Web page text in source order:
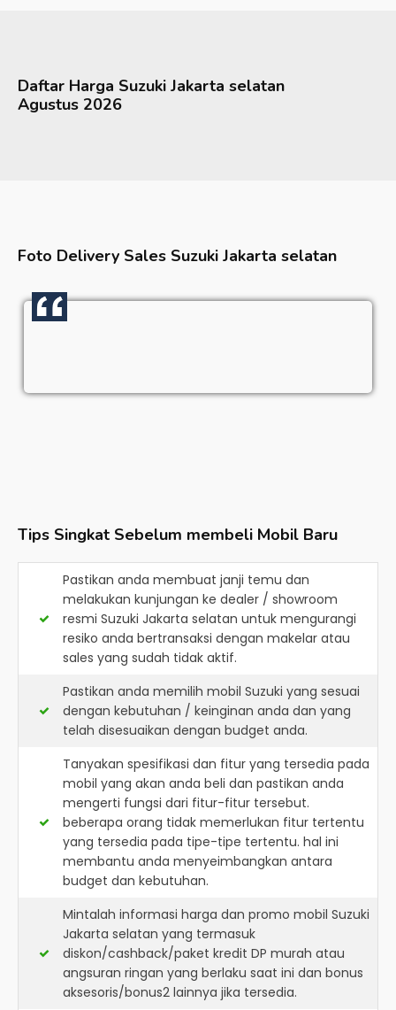
Daftar Harga Suzuki Jakarta selatan
Agustus 2026
Foto Delivery Sales Suzuki Jakarta selatan
Tips Singkat Sebelum membeli Mobil Baru
Pastikan anda membuat janji temu dan
melakukan kunjungan ke dealer / showroom
resmi Suzuki Jakarta selatan untuk mengurangi
resiko anda bertransaksi dengan makelar atau
sales yang sudah tidak aktif.
Pastikan anda memilih mobil Suzuki yang sesuai
dengan kebutuhan / keinginan anda dan yang
telah disesuaikan dengan budget anda.
Tanyakan spesifikasi dan fitur yang tersedia pada
mobil yang akan anda beli dan pastikan anda
mengerti fungsi dari fitur-fitur tersebut.
beberapa orang tidak memerlukan fitur tertentu
yang tersedia pada tipe-tipe tertentu. hal ini
membantu anda menyeimbangkan antara
budget dan kebutuhan.
Mintalah informasi harga dan promo mobil Suzuki
Jakarta selatan yang termasuk
diskon/cashback/paket kredit DP murah atau
angsuran ringan yang berlaku saat ini dan bonus
aksesoris/bonus2 lainnya jika tersedia.